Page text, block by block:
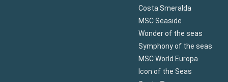
Costa Smeralda
MSC Seaside
Wonder of the seas
Symphony of the seas
MSC World Europa
Icon of the Seas